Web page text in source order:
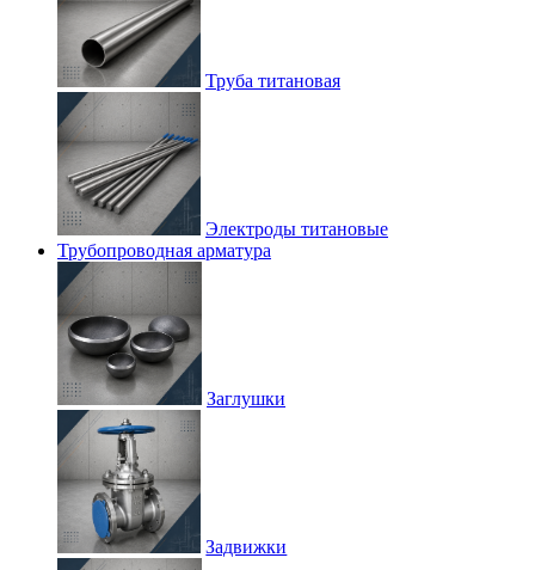
Труба титановая
Электроды титановые
Трубопроводная арматура
Заглушки
Задвижки